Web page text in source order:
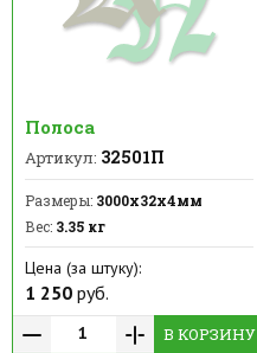
Полоса
Артикул: 32501П
Размеры: 3000х32х4мм
Вес: 3.35 кг
Цена (за штуку):
1 250 руб.
В КОРЗИНУ